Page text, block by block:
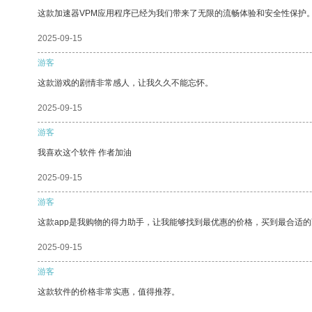
这款加速器VPM应用程序已经为我们带来了无限的流畅体验和安全性保护。
2025-09-15
游客
这款游戏的剧情非常感人，让我久久不能忘怀。
2025-09-15
游客
我喜欢这个软件 作者加油
2025-09-15
游客
这款app是我购物的得力助手，让我能够找到最优惠的价格，买到最合适的
2025-09-15
游客
这款软件的价格非常实惠，值得推荐。